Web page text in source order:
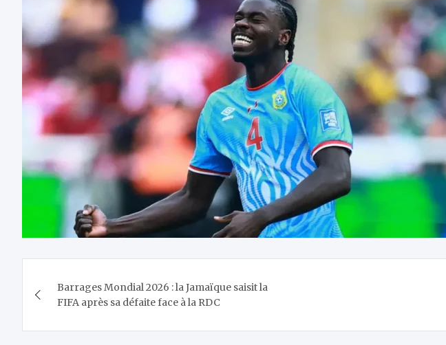
de
l’article
Barrages Mondial 2026 : la Jamaïque saisit la
FIFA après sa défaite face à la RDC